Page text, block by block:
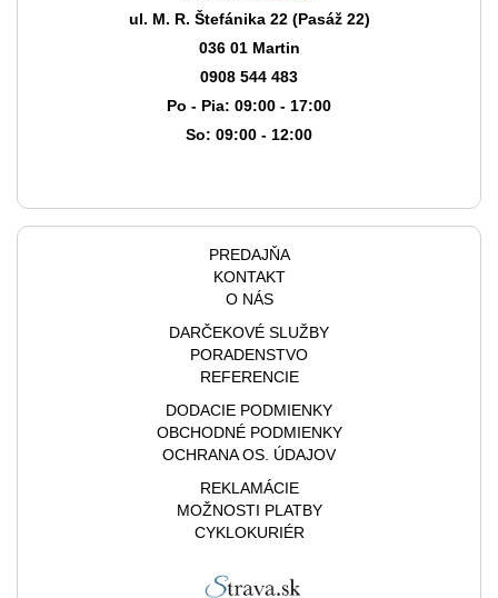
ul. M. R. Štefánika 22 (Pasáž 22)
036 01 Martin
0908 544 483
Po - Pia: 09:00 - 17:00
So: 09:00 - 12:00
PREDAJŇA
KONTAKT
O NÁS
DARČEKOVÉ SLUŽBY
PORADENSTVO
REFERENCIE
DODACIE PODMIENKY
OBCHODNÉ PODMIENKY
OCHRANA OS. ÚDAJOV
REKLAMÁCIE
MOŽNOSTI PLATBY
CYKLOKURIÉR